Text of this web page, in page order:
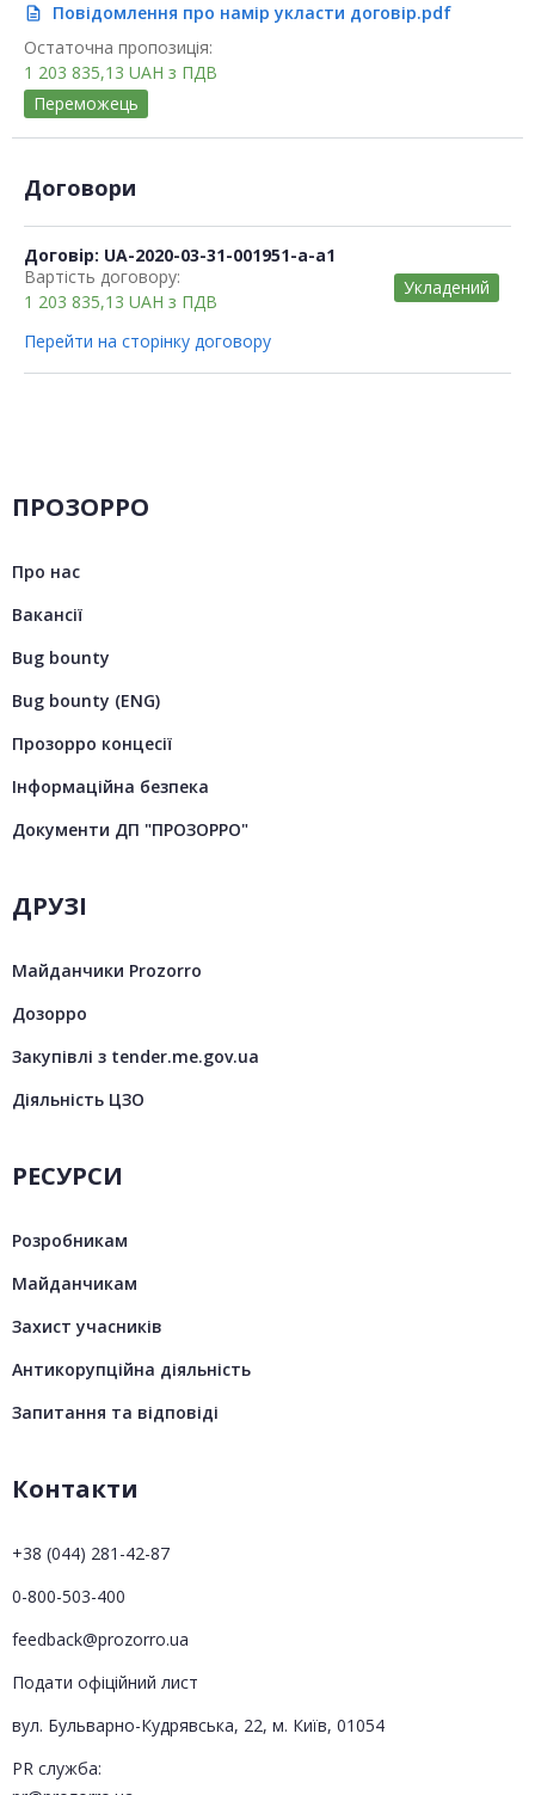
description
Повідомлення про намір укласти договір.pdf
Остаточна пропозиція:
1 203 835,13 UAH з ПДВ
Переможець
Договори
Договір: UA-2020-03-31-001951-a-a1
Вартість договору:
1 203 835,13 UAH з ПДВ
Укладений
Перейти на сторінку договору
ПРОЗОРРО
Про нас
Вакансії
Bug bounty
Bug bounty (ENG)
Прозорро концесії
Інформаційна безпека
Документи ДП "ПРОЗОРРО"
ДРУЗІ
Майданчики Prozorro
Дозорро
Закупівлі з tender.me.gov.ua
Діяльність ЦЗО
РЕСУРСИ
Розробникам
Майданчикам
Захист учасників
Антикорупційна діяльність
Запитання та відповіді
Контакти
+38 (044) 281-42-87
0-800-503-400
feedback@prozorro.ua
Подати офіційний лист
вул. Бульварно-Кудрявська, 22, м. Київ, 01054
PR служба: